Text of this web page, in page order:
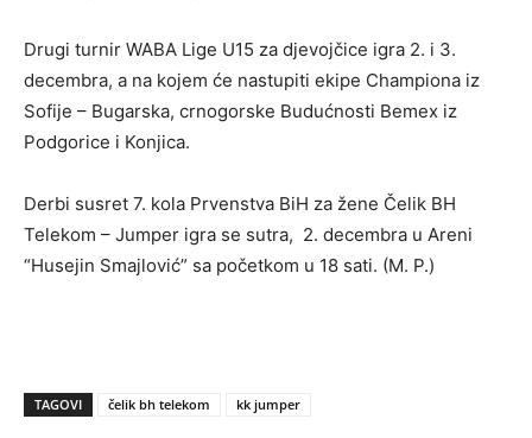
Drugi turnir WABA Lige U15 za djevojčice igra 2. i 3.
decembra, a na kojem će nastupiti ekipe Championa iz
Sofije – Bugarska, crnogorske Budućnosti Bemex iz
Podgorice i Konjica.
Derbi susret 7. kola Prvenstva BiH za žene Čelik BH
Telekom – Jumper igra se sutra, 2. decembra u Areni
“Husejin Smajlović” sa početkom u 18 sati. (M. P.)
TAGOVI čelik bh telekom kk jumper